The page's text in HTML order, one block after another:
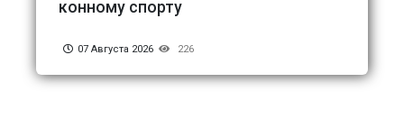
конному спорту
07 Августа 2026 226